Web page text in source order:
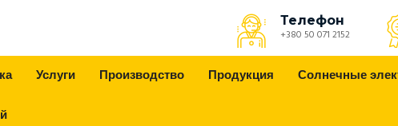
Телефон
+380 50 071 2152
Услуги Производство Продукция Солнечные